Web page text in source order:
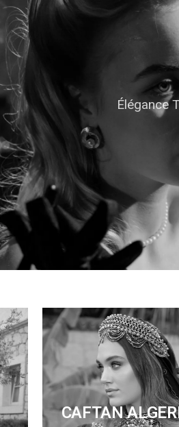
Élégance
CAFTAN